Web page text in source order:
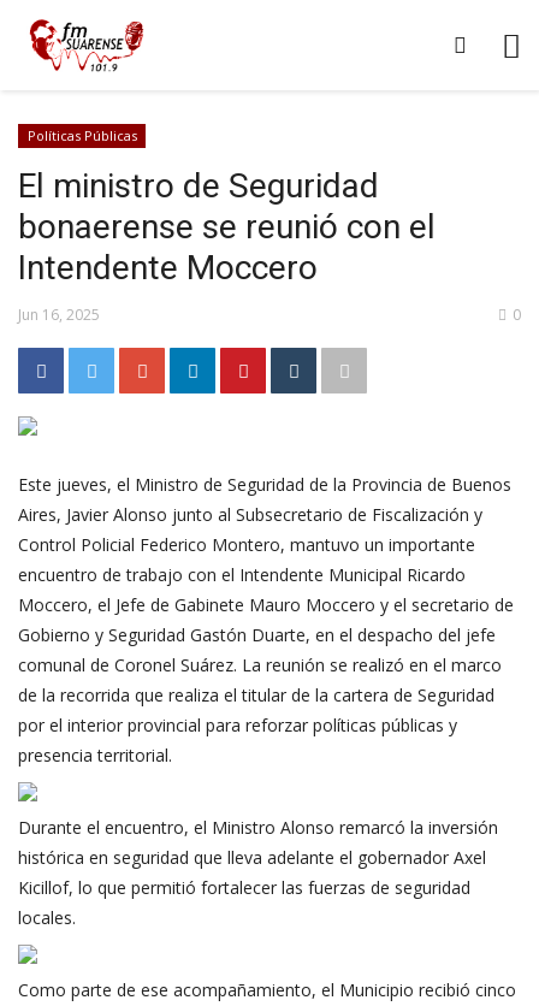
Políticas Públicas
El ministro de Seguridad
bonaerense se reunió con el
Intendente Moccero
Jun 16, 2025 0
Este jueves, el Ministro de Seguridad de la Provincia de Buenos
Aires, Javier Alonso junto al Subsecretario de Fiscalización y
Control Policial Federico Montero, mantuvo un importante
encuentro de trabajo con el Intendente Municipal Ricardo
Moccero, el Jefe de Gabinete Mauro Moccero y el secretario de
Gobierno y Seguridad Gastón Duarte, en el despacho del jefe
comunal de Coronel Suárez. La reunión se realizó en el marco
de la recorrida que realiza el titular de la cartera de Seguridad
por el interior provincial para reforzar políticas públicas y
presencia territorial.
Durante el encuentro, el Ministro Alonso remarcó la inversión
histórica en seguridad que lleva adelante el gobernador Axel
Kicillof, lo que permitió fortalecer las fuerzas de seguridad
locales.
Como parte de ese acompañamiento, el Municipio recibió cinco